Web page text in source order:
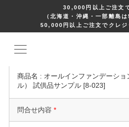
30,000円以上ご注文
（北海道・沖縄・一部離島
50,000円以上ご注文でクレジ
問合せ情報の入力
問合せ件名
商品名 : オールインファンデーショ
ル） 試供品サンプル [8-023]
問合せ内容 *